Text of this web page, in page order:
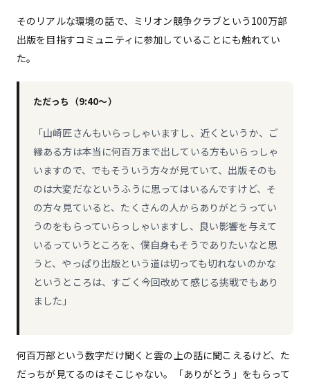
そのリアルな環境の話で、ミリオン競争クラブという100万部
出版を目指すコミュニティに参加していることにも触れてい
た。
ただっち（9:40〜）
「山崎匠さんもいらっしゃいますし、近くというか、ご
縁ある方は本当に何百万まで出している方もいらっしゃ
いますので、でもそういう方々が見ていて、出版そのも
のは大変だなというふうに思ってはいるんですけど、そ
の方々見ていると、たくさんの人からありがとうってい
うのをもらっていらっしゃいますし、良い影響を与えて
いるっていうところを、僕自身もそうでありたいなと思
うと、やっぱり出版という道は切っても切れないのかな
というところは、すごく今回改めて感じる挑戦でもあり
ました」
何百万部という数字だけ聞くと雲の上の話に聞こえるけど、た
だっちが見てるのはそこじゃない。「ありがとう」をもらって